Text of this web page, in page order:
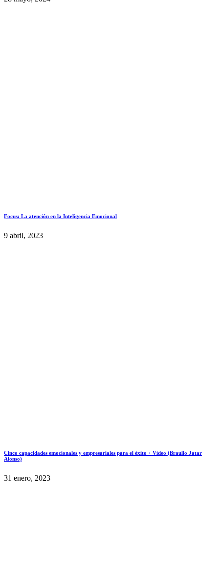
Focus: La atención en la Inteligencia Emocional
9 abril, 2023
Cinco capacidades emocionales y empresariales para el éxito + Vídeo (Braulio Jatar
Alonso)
31 enero, 2023